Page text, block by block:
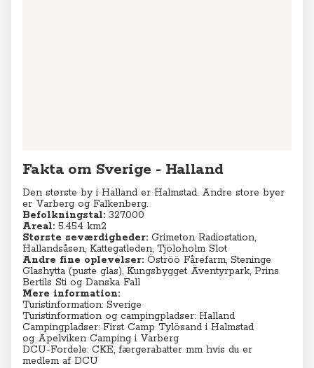
Fakta om Sverige - Halland
Den største by i Halland er Halmstad. Andre store byer
er Varberg og Falkenberg.
Befolkningstal: 327.000
Areal: 5.454 km2
Største seværdigheder: Grimeton Radiostation,
Hallandsåsen, Kattegatleden, Tjöloholm Slot
Andre fine oplevelser: Öströö Fårefarm, Steninge
Glashytta (puste glas), Kungsbygget Äventyrpark, Prins
Bertils Sti og Danska Fall
Mere information:
Turistinformation: Sverige
Turistinformation og campingpladser: Halland
Campingpladser: First Camp Tylösand i Halmstad
og Apelviken Camping i Varberg
DCU-Fordele: CKE, færgerabatter mm hvis du er
medlem af DCU